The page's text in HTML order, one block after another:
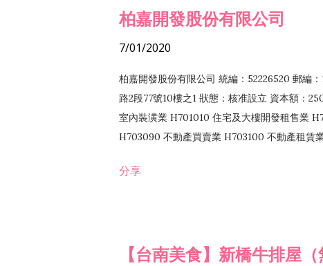
柏嘉開發股份有限公司
7/01/2020
柏嘉開發股份有限公司 統編：52226520 郵編
路2段77號10樓之1 狀態：核准設立 資本額：
室內裝潢業 H701010 住宅及大樓開發租售業
H703090 不動產買賣業 H703100 不動產租賃
分享
【台南美食】新橋牛排屋（